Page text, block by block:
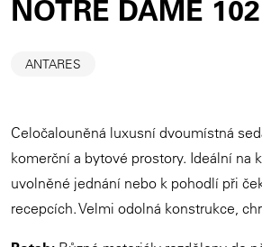
NOTRE DAME 102
ANTARES
Celočalouněná luxusní dvoumístná
komerční a bytové prostory. Ideální na
uvolněné jednání nebo k pohodlí při
recepcích. Velmi odolná konstrukce,